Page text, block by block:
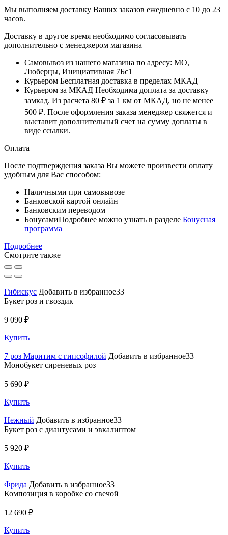
Мы выполняем доставку Ваших заказов ежедневно с 10 до 23
часов.
Доставку в другое время необходимо согласовывать
дополнительно с менеджером магазина
Самовывоз из нашего магазина по адресу: МО,
Люберцы, Инициативная 7Бс1
Курьером Бесплатная доставка в пределах МКАД
Курьером за МКАД Необходима доплата за доставку
замкад. Из расчета 80 ₽ за 1 км от МКАД, но не менее
500 ₽. После оформления заказа менеджер свяжется и
выставит дополнительный счет на сумму доплаты в
виде ссылки.
Оплата
После подтверждения заказа Вы можете произвести оплату
удобным для Вас способом:
Наличными при самовывозе
Банковской картой онлайн
Банковским переводом
БонусамиПодробнее можно узнать в разделе Бонусная
программа
Подробнее
Смотрите также
Гибискус Добавить в избранное33
Букет роз и гвоздик
9 090 ₽
Купить
7 роз Маритим с гипсофилой Добавить в избранное33
Монобукет сиреневых роз
5 690 ₽
Купить
Нежный Добавить в избранное33
Букет роз с диантусами и эвкалиптом
5 920 ₽
Купить
Фрида Добавить в избранное33
Композиция в коробке со свечой
12 690 ₽
Купить